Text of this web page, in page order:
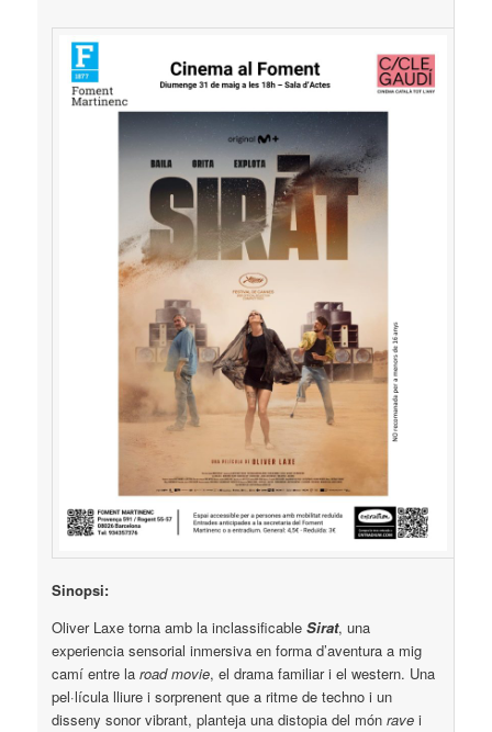
Sinopsi:
Oliver Laxe torna amb la inclassificableSirat, una
experiencia sensorial inmersiva en forma d’aventura a mig
camí entre la road movie, el drama familiar i el western. Una
pel·lícula lliure i sorprenent que a ritme de techno i un
disseny sonor vibrant, planteja una distopia del mónravei